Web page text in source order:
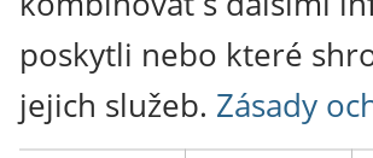
poskytli nebo které
jejich služeb. Zásady